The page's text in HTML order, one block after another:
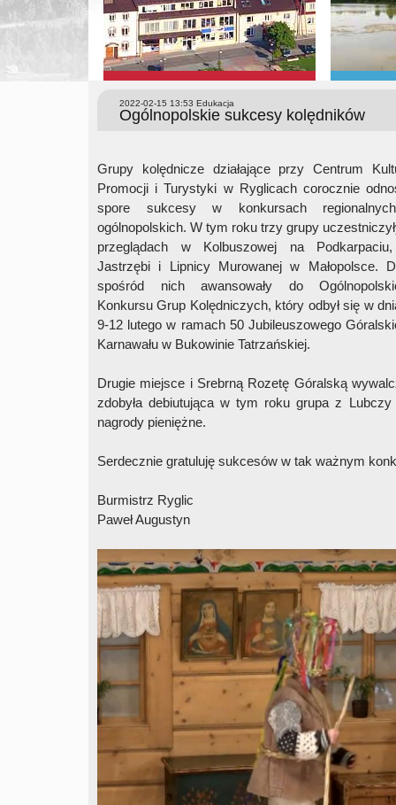
2022-02-15 13:53 Edukacja
Ogólnopolskie sukcesy kolędników
Grupy kolędnicze działające przy Centrum
Promocji i Turystyki w Ryglicach corocznie
spore sukcesy w konkursach
ogólnopolskich. W tym roku trzy grupy
przeglądach w Kolbuszowej na
Jastrzębi i Lipnicy Murowanej w Małopolsce.
spośród nich awansowały do
Konkursu Grup Kolędniczych, który odbył się w
9-12 lutego w ramach 50 Jubileuszowego
Karnawału w Bukowinie Tatrzańskiej.
Drugie miejsce i Srebrną Rozetę Góralską
zdobyła debiutująca w tym roku grupa z
nagrody pieniężne.
Serdecznie gratuluję sukcesów w tak ważnym
Burmistrz Ryglic
Paweł Augustyn